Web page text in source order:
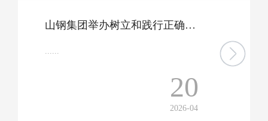
山钢集团举办树立和践行正确政绩观学习教育专题读书班
......
20
2026-04